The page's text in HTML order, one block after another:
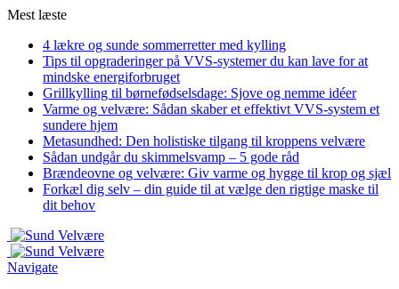
Mest læste
4 lækre og sunde sommerretter med kylling
Tips til opgraderinger på VVS-systemer du kan lave for at
mindske energiforbruget
Grillkylling til børnefødselsdage: Sjove og nemme idéer
Varme og velvære: Sådan skaber et effektivt VVS-system et
sundere hjem
Metasundhed: Den holistiske tilgang til kroppens velvære
Sådan undgår du skimmelsvamp – 5 gode råd
Brændeovne og velvære: Giv varme og hygge til krop og sjæl
Forkæl dig selv – din guide til at vælge den rigtige maske til
dit behov
Navigate